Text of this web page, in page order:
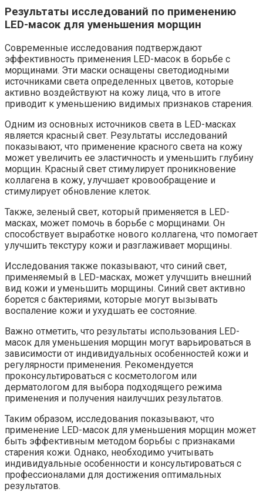
Результаты исследований по применению
LED-масок для уменьшения морщин
Современные исследования подтверждают
эффективность применения LED-масок в борьбе с
морщинами. Эти маски оснащены светодиодными
источниками света определенных цветов, которые
активно воздействуют на кожу лица, что в итоге
приводит к уменьшению видимых признаков старения.
Одним из основных источников света в LED-масках
является красный свет. Результаты исследований
показывают, что применение красного света на кожу
может увеличить ее эластичность и уменьшить глубину
морщин. Красный свет стимулирует проникновение
коллагена в кожу, улучшает кровообращение и
стимулирует обновление клеток.
Также, зеленый свет, который применяется в LED-
масках, может помочь в борьбе с морщинами. Он
способствует выработке нового коллагена, что помогает
улучшить текстуру кожи и разглаживает морщины.
Исследования также показывают, что синий свет,
применяемый в LED-масках, может улучшить внешний
вид кожи и уменьшить морщины. Синий свет активно
борется с бактериями, которые могут вызывать
воспаление кожи и ухудшать ее состояние.
Важно отметить, что результаты использования LED-
масок для уменьшения морщин могут варьироваться в
зависимости от индивидуальных особенностей кожи и
регулярности применения. Рекомендуется
проконсультироваться с косметологом или
дерматологом для выбора подходящего режима
применения и получения наилучших результатов.
Таким образом, исследования показывают, что
применение LED-масок для уменьшения морщин может
быть эффективным методом борьбы с признаками
старения кожи. Однако, необходимо учитывать
индивидуальные особенности и консультироваться с
профессионалами для достижения оптимальных
результатов.